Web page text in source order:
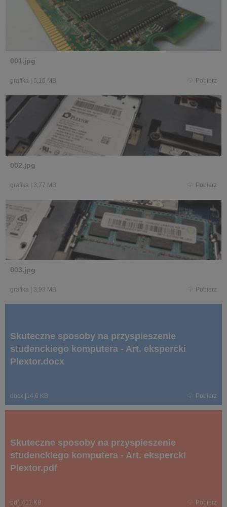
001.jpg
grafika 5,16 MB Pobierz
002.jpg
grafika 3,77 MB Pobierz
003.jpg
grafika 3,93 MB Pobierz
Skuteczne sposoby na przyspieszenie
studenckiego komputera - Art. ekspercki
Plextor.docx
docx 14,6 KB Pobierz
Skuteczne sposoby na przyspieszenie
studenckiego komputera - Art. ekspercki
Plextor.pdf
pdf 411 KB Pobierz